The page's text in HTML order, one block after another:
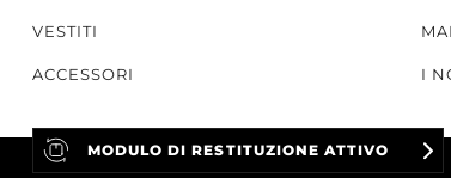
VESTITI
ACCESSORI
MODULO DI RESTITUZIONE ATTIVO
I